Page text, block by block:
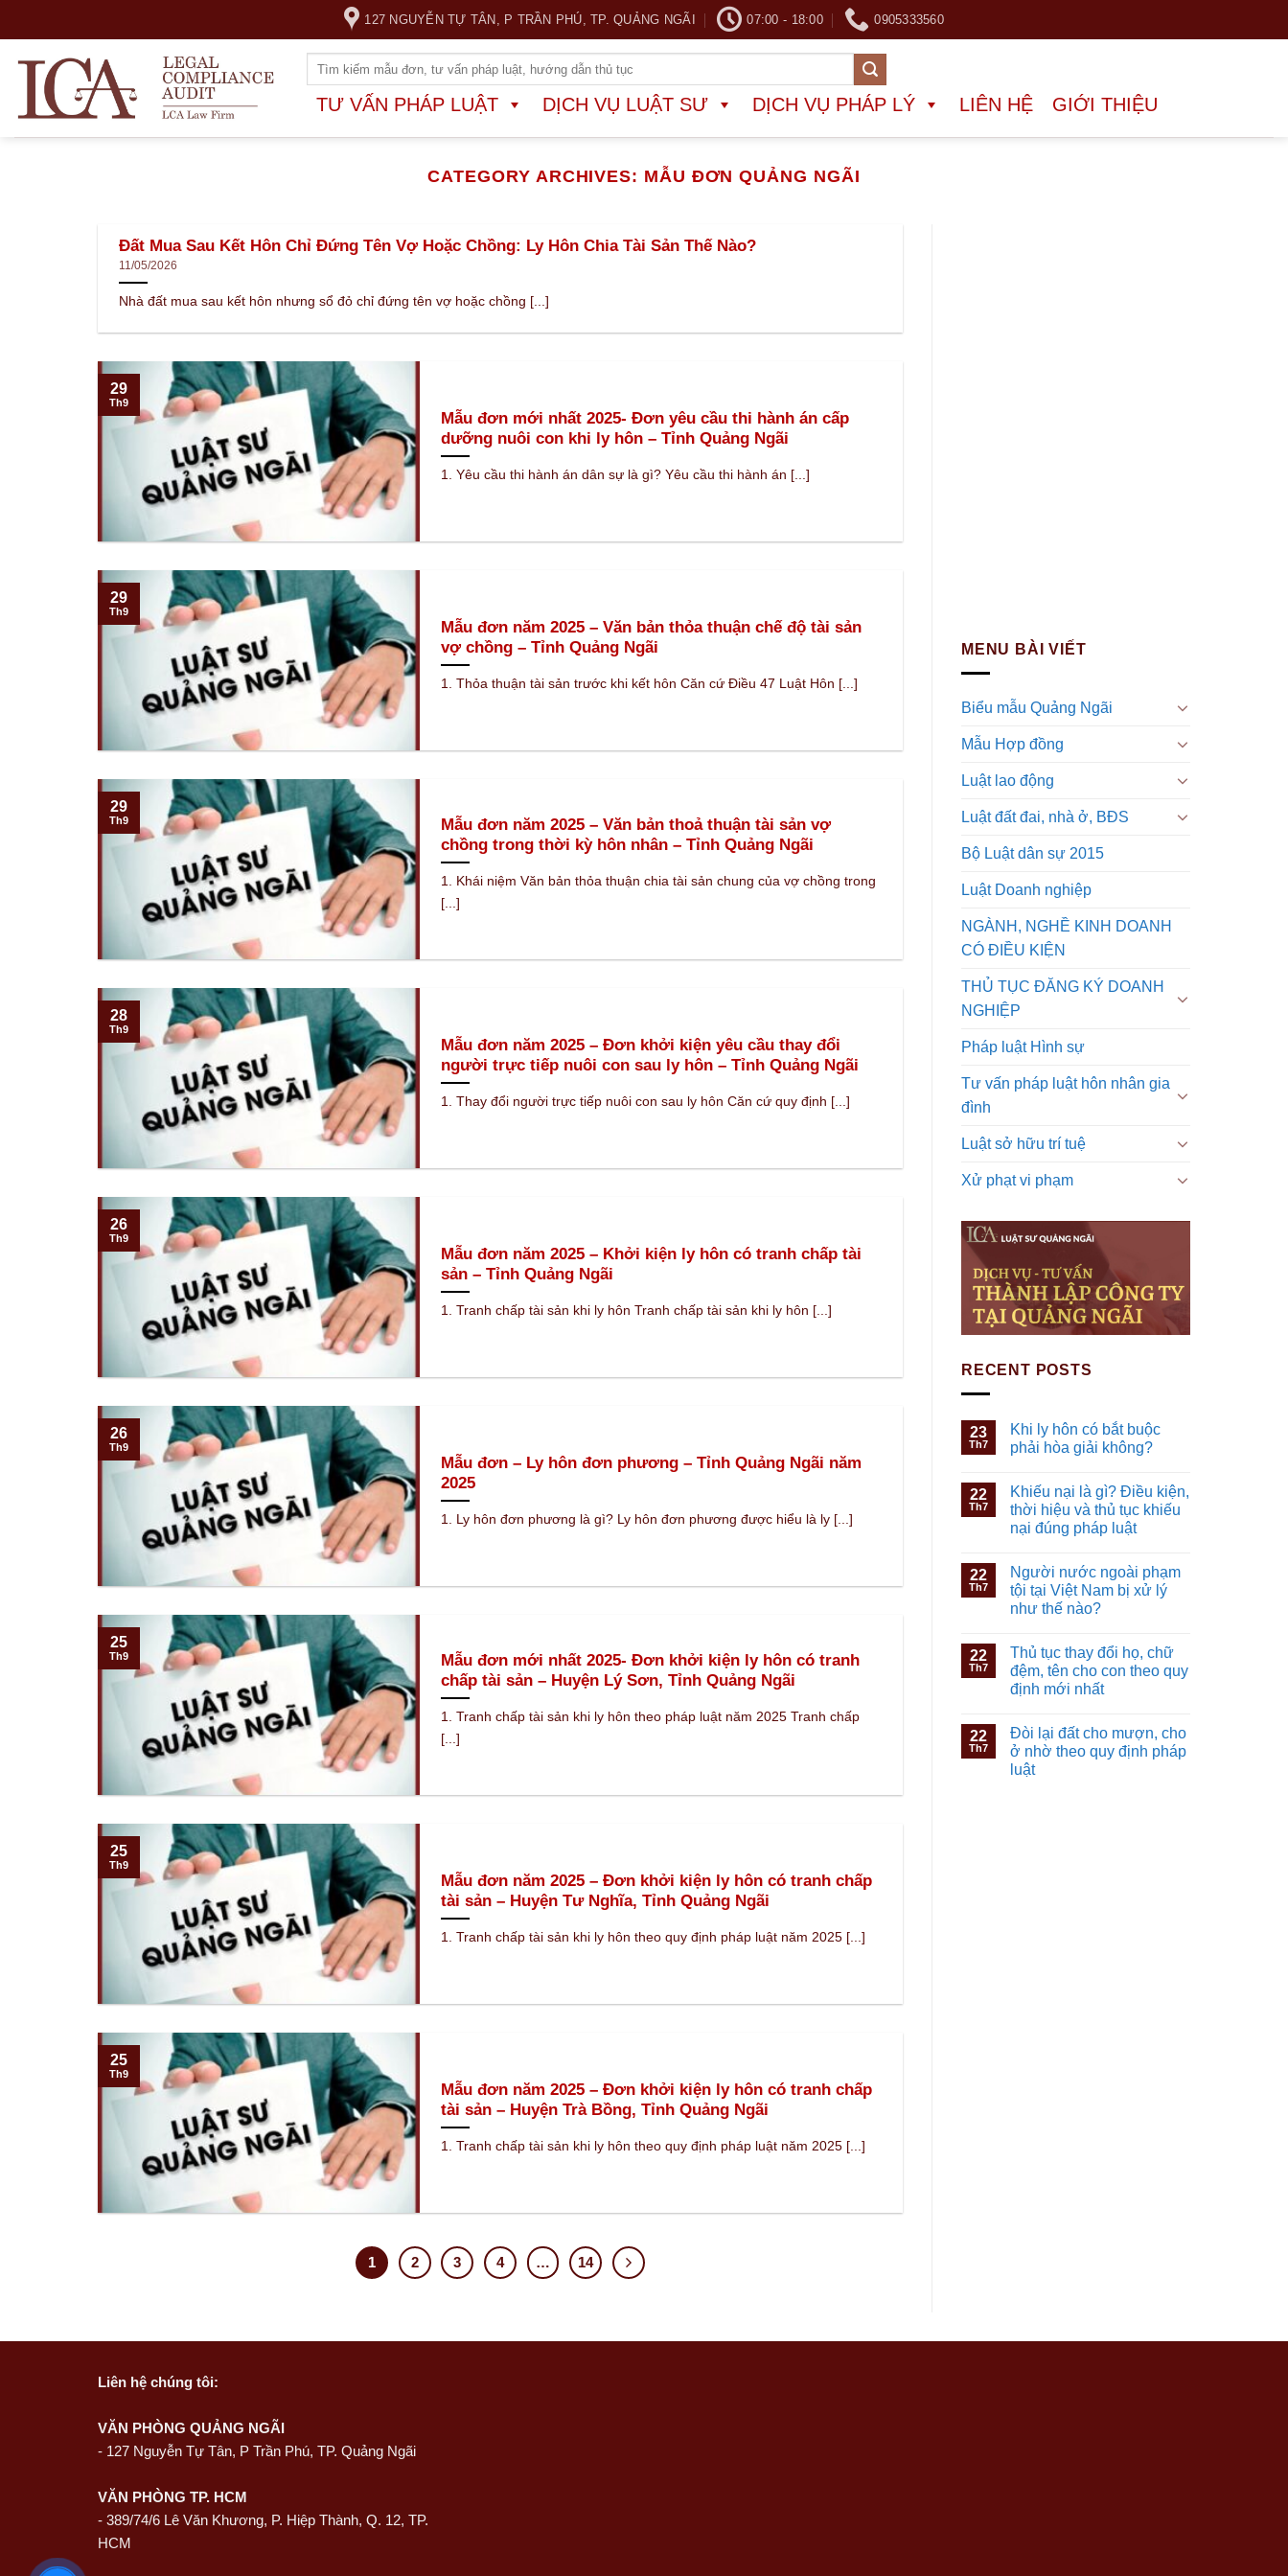
content
127 NGUYỄN TỰ TÂN, P TRẦN PHÚ, TP. QUẢNG NGÃI 07:00 - 18:00 0905333560
TƯ VẤN PHÁP LUẬT DỊCH VỤ LUẬT SƯ DỊCH VỤ PHÁP LÝ LIÊN HỆ GIỚI THIỆU
CATEGORY ARCHIVES: MẪU ĐƠN QUẢNG NGÃI
Đất Mua Sau Kết Hôn Chỉ Đứng Tên Vợ Hoặc Chồng: Ly Hôn Chia Tài Sản Thế Nào?
11/05/2026
Nhà đất mua sau kết hôn nhưng sổ đỏ chỉ đứng tên vợ hoặc chồng [...]
Mẫu đơn mới nhất 2025- Đơn yêu cầu thi hành án cấp
dưỡng nuôi con khi ly hôn – Tỉnh Quảng Ngãi
1. Yêu cầu thi hành án dân sự là gì? Yêu cầu thi hành án [...]
29
Th9
Mẫu đơn năm 2025 – Văn bản thỏa thuận chế độ tài sản
vợ chồng – Tỉnh Quảng Ngãi
1. Thỏa thuận tài sản trước khi kết hôn Căn cứ Điều 47 Luật Hôn [...]
29
Th9
Mẫu đơn năm 2025 – Văn bản thoả thuận tài sản vợ
chồng trong thời kỳ hôn nhân – Tỉnh Quảng Ngãi
1. Khái niệm Văn bản thỏa thuận chia tài sản chung của vợ chồng trong
[...]
29
Th9
Mẫu đơn năm 2025 – Đơn khởi kiện yêu cầu thay đổi
người trực tiếp nuôi con sau ly hôn – Tỉnh Quảng Ngãi
1. Thay đổi người trực tiếp nuôi con sau ly hôn Căn cứ quy định [...]
28
Th9
Mẫu đơn năm 2025 – Khởi kiện ly hôn có tranh chấp tài
sản – Tỉnh Quảng Ngãi
1. Tranh chấp tài sản khi ly hôn Tranh chấp tài sản khi ly hôn [...]
26
Th9
Mẫu đơn – Ly hôn đơn phương – Tỉnh Quảng Ngãi năm
2025
1. Ly hôn đơn phương là gì? Ly hôn đơn phương được hiểu là ly [...]
26
Th9
Mẫu đơn mới nhất 2025- Đơn khởi kiện ly hôn có tranh
chấp tài sản – Huyện Lý Sơn, Tỉnh Quảng Ngãi
1. Tranh chấp tài sản khi ly hôn theo pháp luật năm 2025 Tranh chấp
[...]
25
Th9
Mẫu đơn năm 2025 – Đơn khởi kiện ly hôn có tranh chấp
tài sản – Huyện Tư Nghĩa, Tỉnh Quảng Ngãi
1. Tranh chấp tài sản khi ly hôn theo quy định pháp luật năm 2025 [...]
25
Th9
Mẫu đơn năm 2025 – Đơn khởi kiện ly hôn có tranh chấp
tài sản – Huyện Trà Bồng, Tỉnh Quảng Ngãi
1. Tranh chấp tài sản khi ly hôn theo quy định pháp luật năm 2025 [...]
25
Th9
1 2 3 4 … 14
MENU BÀI VIẾT
Biểu mẫu Quảng Ngãi
Mẫu Hợp đồng
Luật lao động
Luật đất đai, nhà ở, BĐS
Bộ Luật dân sự 2015
Luật Doanh nghiệp
NGÀNH, NGHỀ KINH DOANH
CÓ ĐIỀU KIỆN
THỦ TỤC ĐĂNG KÝ DOANH
NGHIỆP
Pháp luật Hình sự
Tư vấn pháp luật hôn nhân gia
đình
Luật sở hữu trí tuệ
Xử phạt vi phạm
RECENT POSTS
23
Th7
Khi ly hôn có bắt buộc
phải hòa giải không?
22
Th7
Khiếu nại là gì? Điều kiện,
thời hiệu và thủ tục khiếu
nại đúng pháp luật
22
Th7
Người nước ngoài phạm
tội tại Việt Nam bị xử lý
như thế nào?
22
Th7
Thủ tục thay đổi họ, chữ
đệm, tên cho con theo quy
định mới nhất
22
Th7
Đòi lại đất cho mượn, cho
ở nhờ theo quy định pháp
luật
Liên hệ chúng tôi:
VĂN PHÒNG QUẢNG NGÃI
- 127 Nguyễn Tự Tân, P Trần Phú, TP. Quảng Ngãi
VĂN PHÒNG TP. HCM
- 389/74/6 Lê Văn Khương, P. Hiệp Thành, Q. 12, TP.
HCM